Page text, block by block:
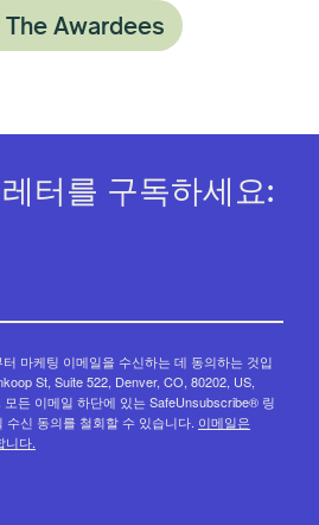
Awardees
터를 구독하세요:
마케팅 이메일을 수신하는 데 동의하는 것입
St, Suite 522, Denver, CO, 80202, US,
든 이메일 하단에 있는 SafeUnsubscribe® 링
신 동의를 철회할 수 있습니다. 이메일은
다.